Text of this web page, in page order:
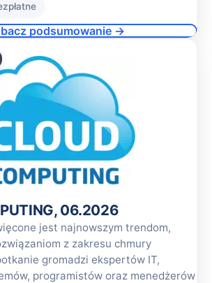
podsumowanie →
06.2026
jest najnowszym trendom,
z zakresu chmury
gromadzi ekspertów IT,
programistów oraz menedżerów